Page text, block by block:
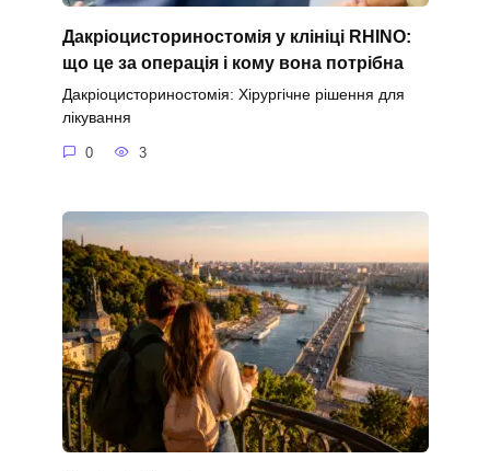
Дакріоцисториностомія у клініці RHINO:
що це за операція і кому вона потрібна
Дакріоцисториностомія: Хірургічне рішення для
лікування
0 3